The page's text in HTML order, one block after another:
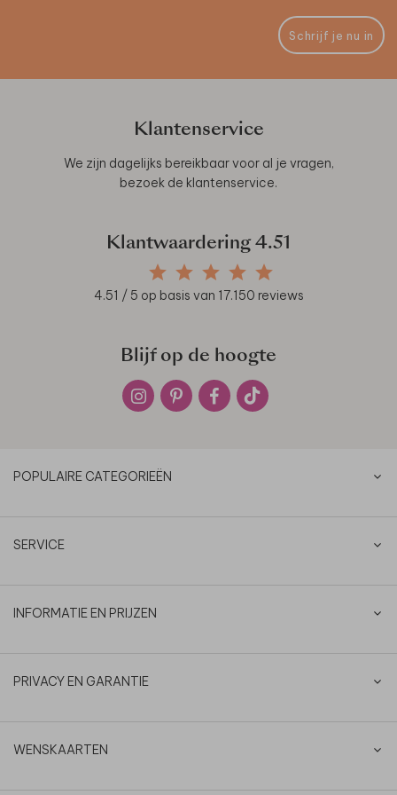
Schrijf je nu in
Klantenservice
We zijn dagelijks bereikbaar voor al je vragen,
bezoek de klantenservice.
Klantwaardering 4.51
4.51 / 5 op basis van 17.150 reviews
Blijf op de hoogte
POPULAIRE CATEGORIEËN
SERVICE
INFORMATIE EN PRIJZEN
PRIVACY EN GARANTIE
WENSKAARTEN